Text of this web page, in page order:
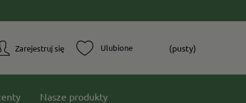
Zarejestruj się (pusty)
Nasze produkty